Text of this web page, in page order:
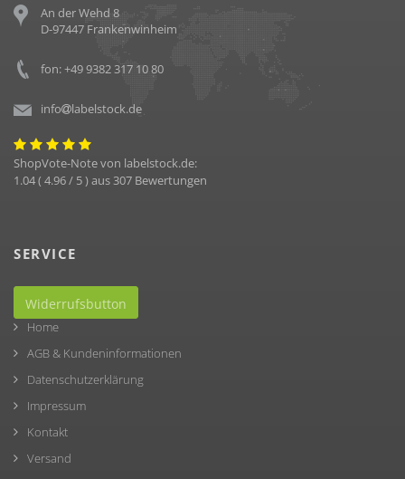
An der Wehd 8
D-97447 Frankenwinheim
fon: +49 9382 317 10 80
info labelstock.de
ShopVote-Note von labelstock.de:
1.04( 4.96/ 5 ) aus307 Bewertungen
SERVICE
Widerrufsbutton
Home
AGB & Kundeninformationen
Datenschutzerklärung
Impressum
Kontakt
Versand